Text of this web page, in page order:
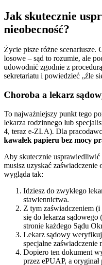
Jak skutecznie
nieobecność?
Życie pisze różne scenariusze.
losowe – sąd to rozumie, ale
udowodnić zgodnie z
sekretariatu i powiedzieć „źle
Choroba a lekarz
To najważniejszy punkt tego
lekarza rodzinnego lub
4, teraz e-ZLA). Dla
kawałek papieru bez mocy
Aby skutecznie
musisz uzyskać zaświadczenie
wygląda tak:
Idziesz do zwykłego
stawiennictwa.
Z tym zaświadczeniem
się do lekarza sądowego
stronie każdego Sądu
Lekarz sądowy
specjalne zaświadczenie
Dopiero ten dokument
przez ePUAP, a oryginał